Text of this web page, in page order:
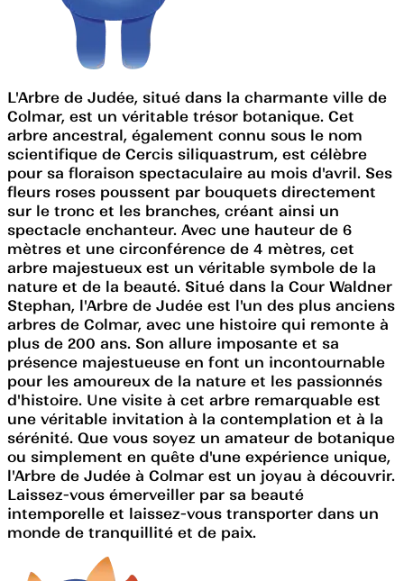
L'Arbre de Judée, situé dans la charmante ville de
Colmar, est un véritable trésor botanique. Cet
arbre ancestral, également connu sous le nom
scientifique de Cercis siliquastrum, est célèbre
pour sa floraison spectaculaire au mois d'avril. Ses
fleurs roses poussent par bouquets directement
sur le tronc et les branches, créant ainsi un
spectacle enchanteur. Avec une hauteur de 6
mètres et une circonférence de 4 mètres, cet
arbre majestueux est un véritable symbole de la
nature et de la beauté. Situé dans la Cour Waldner
Stephan, l'Arbre de Judée est l'un des plus anciens
arbres de Colmar, avec une histoire qui remonte à
plus de 200 ans. Son allure imposante et sa
présence majestueuse en font un incontournable
pour les amoureux de la nature et les passionnés
d'histoire. Une visite à cet arbre remarquable est
une véritable invitation à la contemplation et à la
sérénité. Que vous soyez un amateur de botanique
ou simplement en quête d'une expérience unique,
l'Arbre de Judée à Colmar est un joyau à découvrir.
Laissez-vous émerveiller par sa beauté
intemporelle et laissez-vous transporter dans un
monde de tranquillité et de paix.